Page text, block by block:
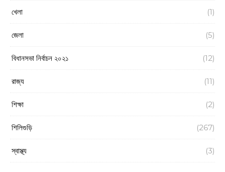
খেলা (1)
জেলা (5)
বিধানসভা নির্বাচন ২০২১ (12)
রাজ্য (11)
শিক্ষা (2)
শিলিগুড়ি (267)
স্বাস্থ্য (3)